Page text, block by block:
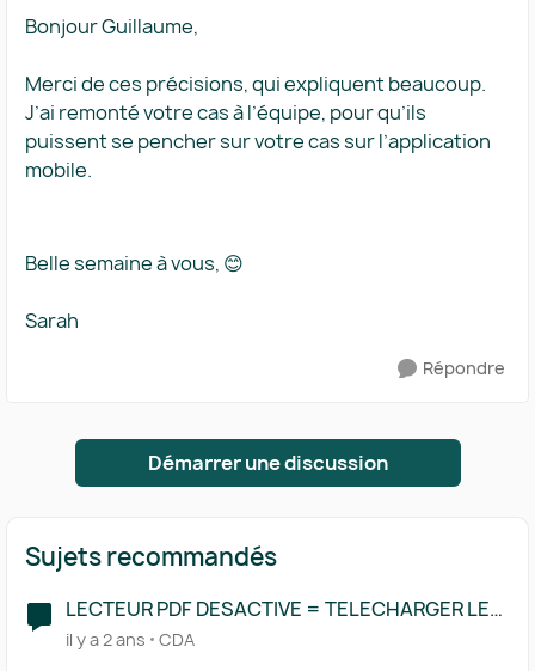
Bonjour Guillaume,
Merci de ces précisions, qui expliquent beaucoup.
J’ai remonté votre cas à l’équipe, pour qu’ils
puissent se pencher sur votre cas sur l’application
mobile.
Belle semaine à vous, 😊
Sarah
Répondre
Démarrer une discussion
Sujets recommandés
LECTEUR PDF DESACTIVE = TELECHARGER LE
FICHIER
il y a 2 ans CDA